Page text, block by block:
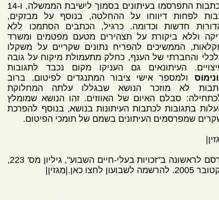
8 כתבות התפרסמו בעיתונים בסמוך לישיבת הממשלה, ו-14
לפחות דיווחו על ההחלטה, בנוסף על מבזקים,
חדשות וכדומה. כרגיל, הכתבים הסתמכו ללא
וללא ביקורת על תצהירים מטעם מפטמים ומשרד
הממשיכים להפריח נתונים שקריים על משקלו
והחברתי של הענף, כחלק מתעמולת מיקוח על גובה
העיתונאים גם העניקו מקום נכבד לתגובות
ולמספר אישי ציבור המתנגדים לפיטום. ברוב
לא מוזכר הנושא שבגללו עלתה המחלוקת
סבלם האיום של האווזים. זהו הנושא שמומלץ
בתגובות לכתבות העיתונות בנושא, בנוסף להפרכת
שמפרסמים העיתונים בשמם של תומכי הפיטום.
פורסם לראשונה ב"זכויות בעלי-חיים השבוע", גיליון מס' 223,
לשבועון לחצו כאן.|מגזין|